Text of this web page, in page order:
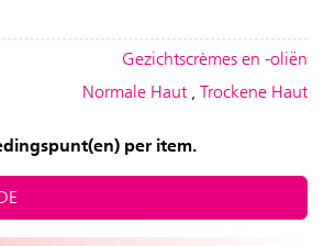
Gezichtscrèmes en -oliën
Normale Haut , Trockene Haut
per item.